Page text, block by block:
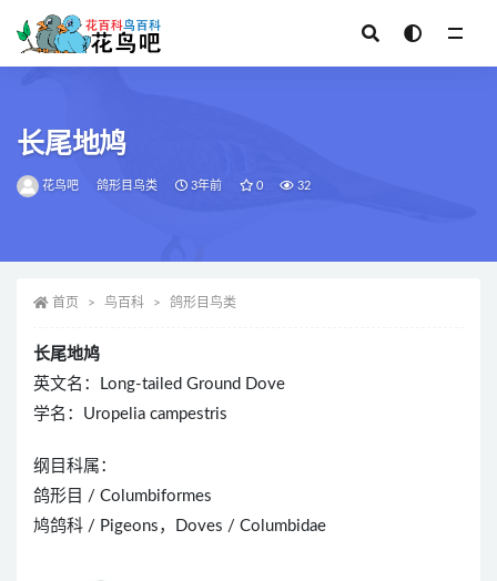
长尾地鸠
花鸟吧 鸽形目鸟类 3年前 0 32
首页 鸟百科 鸽形目鸟类
长尾地鸠
英文名：Long-tailed Ground Dove
学名：Uropelia campestris
纲目科属：
鸽形目 / Columbiformes
鸠鸽科 / Pigeons，Doves / Columbidae